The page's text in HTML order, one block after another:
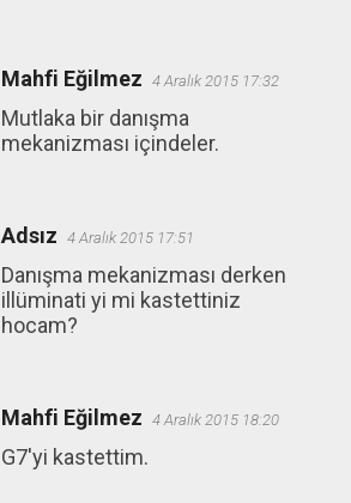
Mahfi Eğilmez 4 Aralık 2015 17:32
Mutlaka bir danışma
mekanizması içindeler.
Adsız 4 Aralık 2015 17:51
Danışma mekanizması derken
illüminati yi mi kastettiniz
hocam?
Mahfi Eğilmez 4 Aralık 2015 18:20
G7'yi kastettim.